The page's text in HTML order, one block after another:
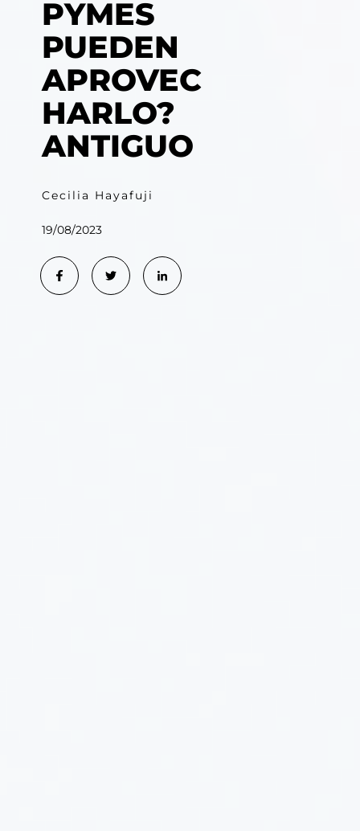
PYMES
PUEDEN
APROVEC
HARLO?
ANTIGUO
Cecilia Hayafuji
19/08/2023